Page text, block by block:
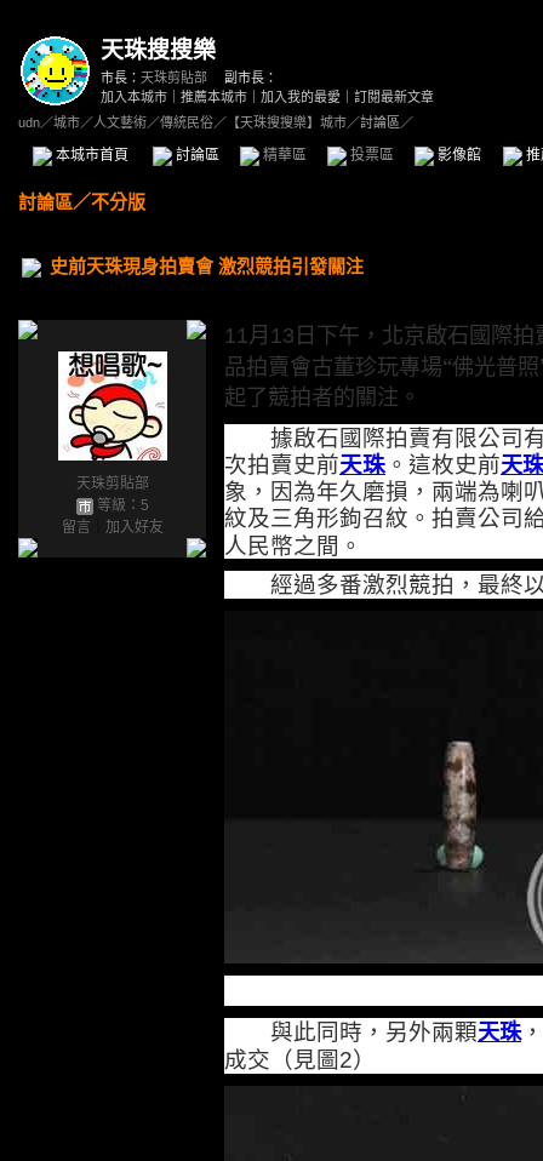
天珠搜搜樂
市長： 天珠剪貼部
副市長：
加入本城市
推薦本城市 加入我的最愛
訂閱最新文章
udn／城市／人文藝術／傳統民俗／ 【天珠搜搜樂】城市／討論區／
本城市首頁 討論區 精華區 投票區 影像館
討論區／不分版
史前天珠現身拍賣會 激烈競拍引發關注
天珠剪貼部
等級：5
留言
加入好友
11月 13 日下午，北京啟石國際
品拍賣會古董珍玩專場“佛光普
起了競拍者的關注。
據啟石國際拍賣有限公司有
次拍賣史前天珠 。這枚史前天珠
象，因為年久磨損，兩端為喇
紋及三角形鉤召紋。拍賣公司
人民幣之間。
經過多番激烈競拍，最終
與此同時，另外兩顆天珠
成交（見圖2）